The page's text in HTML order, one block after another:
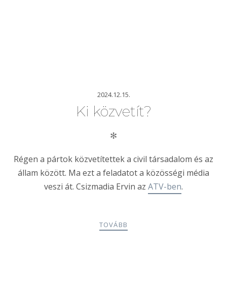
2024.12.15.
Ki közvetít?
✻
Régen a pártok közvetítettek a civil társadalom és az
állam között. Ma ezt a feladatot a közösségi média
veszi át. Csizmadia Ervin az ATV-ben.
TOVÁBB